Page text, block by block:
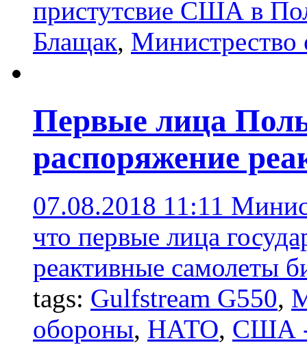
пристутсвие США в
Блащак,
Первые лица
распоряжение
07.08.2018 11:11
что первые лица
реактивные самолеты
tags: Gulfstream G550,
обороны, НАТО, США